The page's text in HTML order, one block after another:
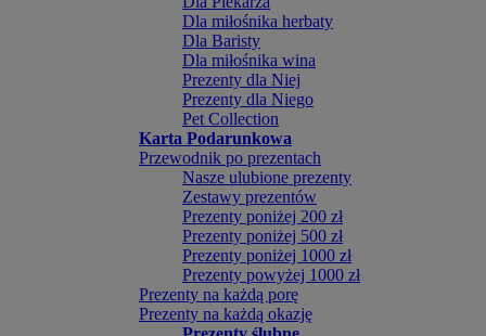
Dla miłośnika herbaty
Dla Baristy
Dla miłośnika wina
Prezenty dla Niej
Prezenty dla Niego
Pet Collection
Karta Podarunkowa
Przewodnik po prezentach
Nasze ulubione prezenty
Zestawy prezentów
Prezenty poniżej 200 zł
Prezenty poniżej 500 zł
Prezenty poniżej 1000 zł
Prezenty powyżej 1000 zł
Prezenty na każdą porę
Prezenty na każdą okazję